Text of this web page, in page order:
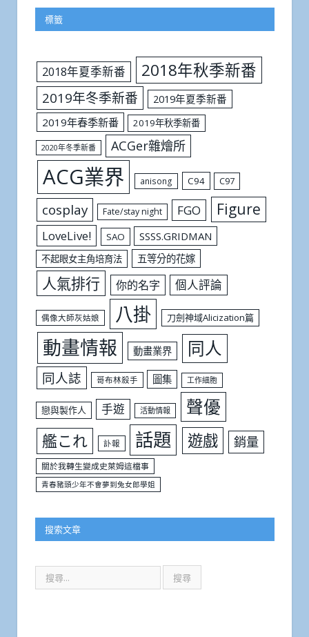
標籤
2018年夏季新番 2018年秋季新番
2019年冬季新番
2019年夏季新番
2019年春季新番
2019年秋季新番
2020年冬季新番 ACGer雜燴所
ACG業界 anisong C94 C97
cosplay Fate/stay night FGO Figure
LoveLive! SAO SSSS.GRIDMAN
不起眼女主角培育法 五等分的花嫁
人氣排行 你的名字 個人評論
偶像大師灰姑娘 八掛 刀劍神域Alicization篇
動畫情報 動畫業界 同人
同人誌 哥布林殺手 圖集 工作細胞
戀與製作人 手遊 活動情報 聲優
艦これ 訃報 話題 遊戲 銷量
關於我轉生變成史萊姆這檔事
青春豬頭少年不會夢到兔女郎學姐
搜索文章